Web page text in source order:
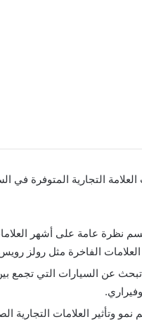
التجارية المتوفرة
نظرة عامة على أشهر
الفاخرة مثل رولز
عن السيارات التي تجمع بين